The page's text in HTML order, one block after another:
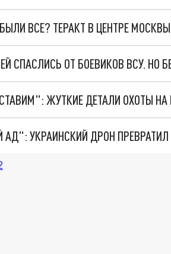
ВСЕ? ТЕРАКТ В ЦЕНТРЕ
СПАСЛИСЬ ОТ БОЕВИКОВ ВСУ. НО
АД": УКРАИНСКИЙ ДРОН